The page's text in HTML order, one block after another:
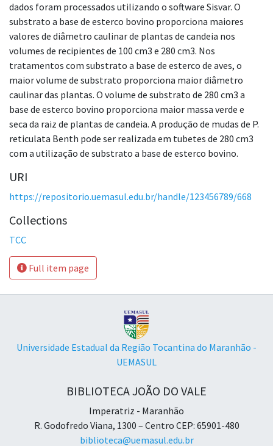
dados foram processados utilizando o software Sisvar. O
substrato a base de esterco bovino proporciona maiores
valores de diâmetro caulinar de plantas de candeia nos
volumes de recipientes de 100 cm3 e 280 cm3. Nos
tratamentos com substrato a base de esterco de aves, o
maior volume de substrato proporciona maior diâmetro
caulinar das plantas. O volume de substrato de 280 cm3 a
base de esterco bovino proporciona maior massa verde e
seca da raiz de plantas de candeia. A produção de mudas de P.
reticulata Benth pode ser realizada em tubetes de 280 cm3
com a utilização de substrato a base de esterco bovino.
URI
https://repositorio.uemasul.edu.br/handle/123456789/668
Collections
TCC
Full item page
Universidade Estadual da Região Tocantina do Maranhão -
UEMASUL
BIBLIOTECA JOÃO DO VALE
Imperatriz - Maranhão
R. Godofredo Viana, 1300 – Centro CEP: 65901-480
biblioteca@uemasul.edu.br